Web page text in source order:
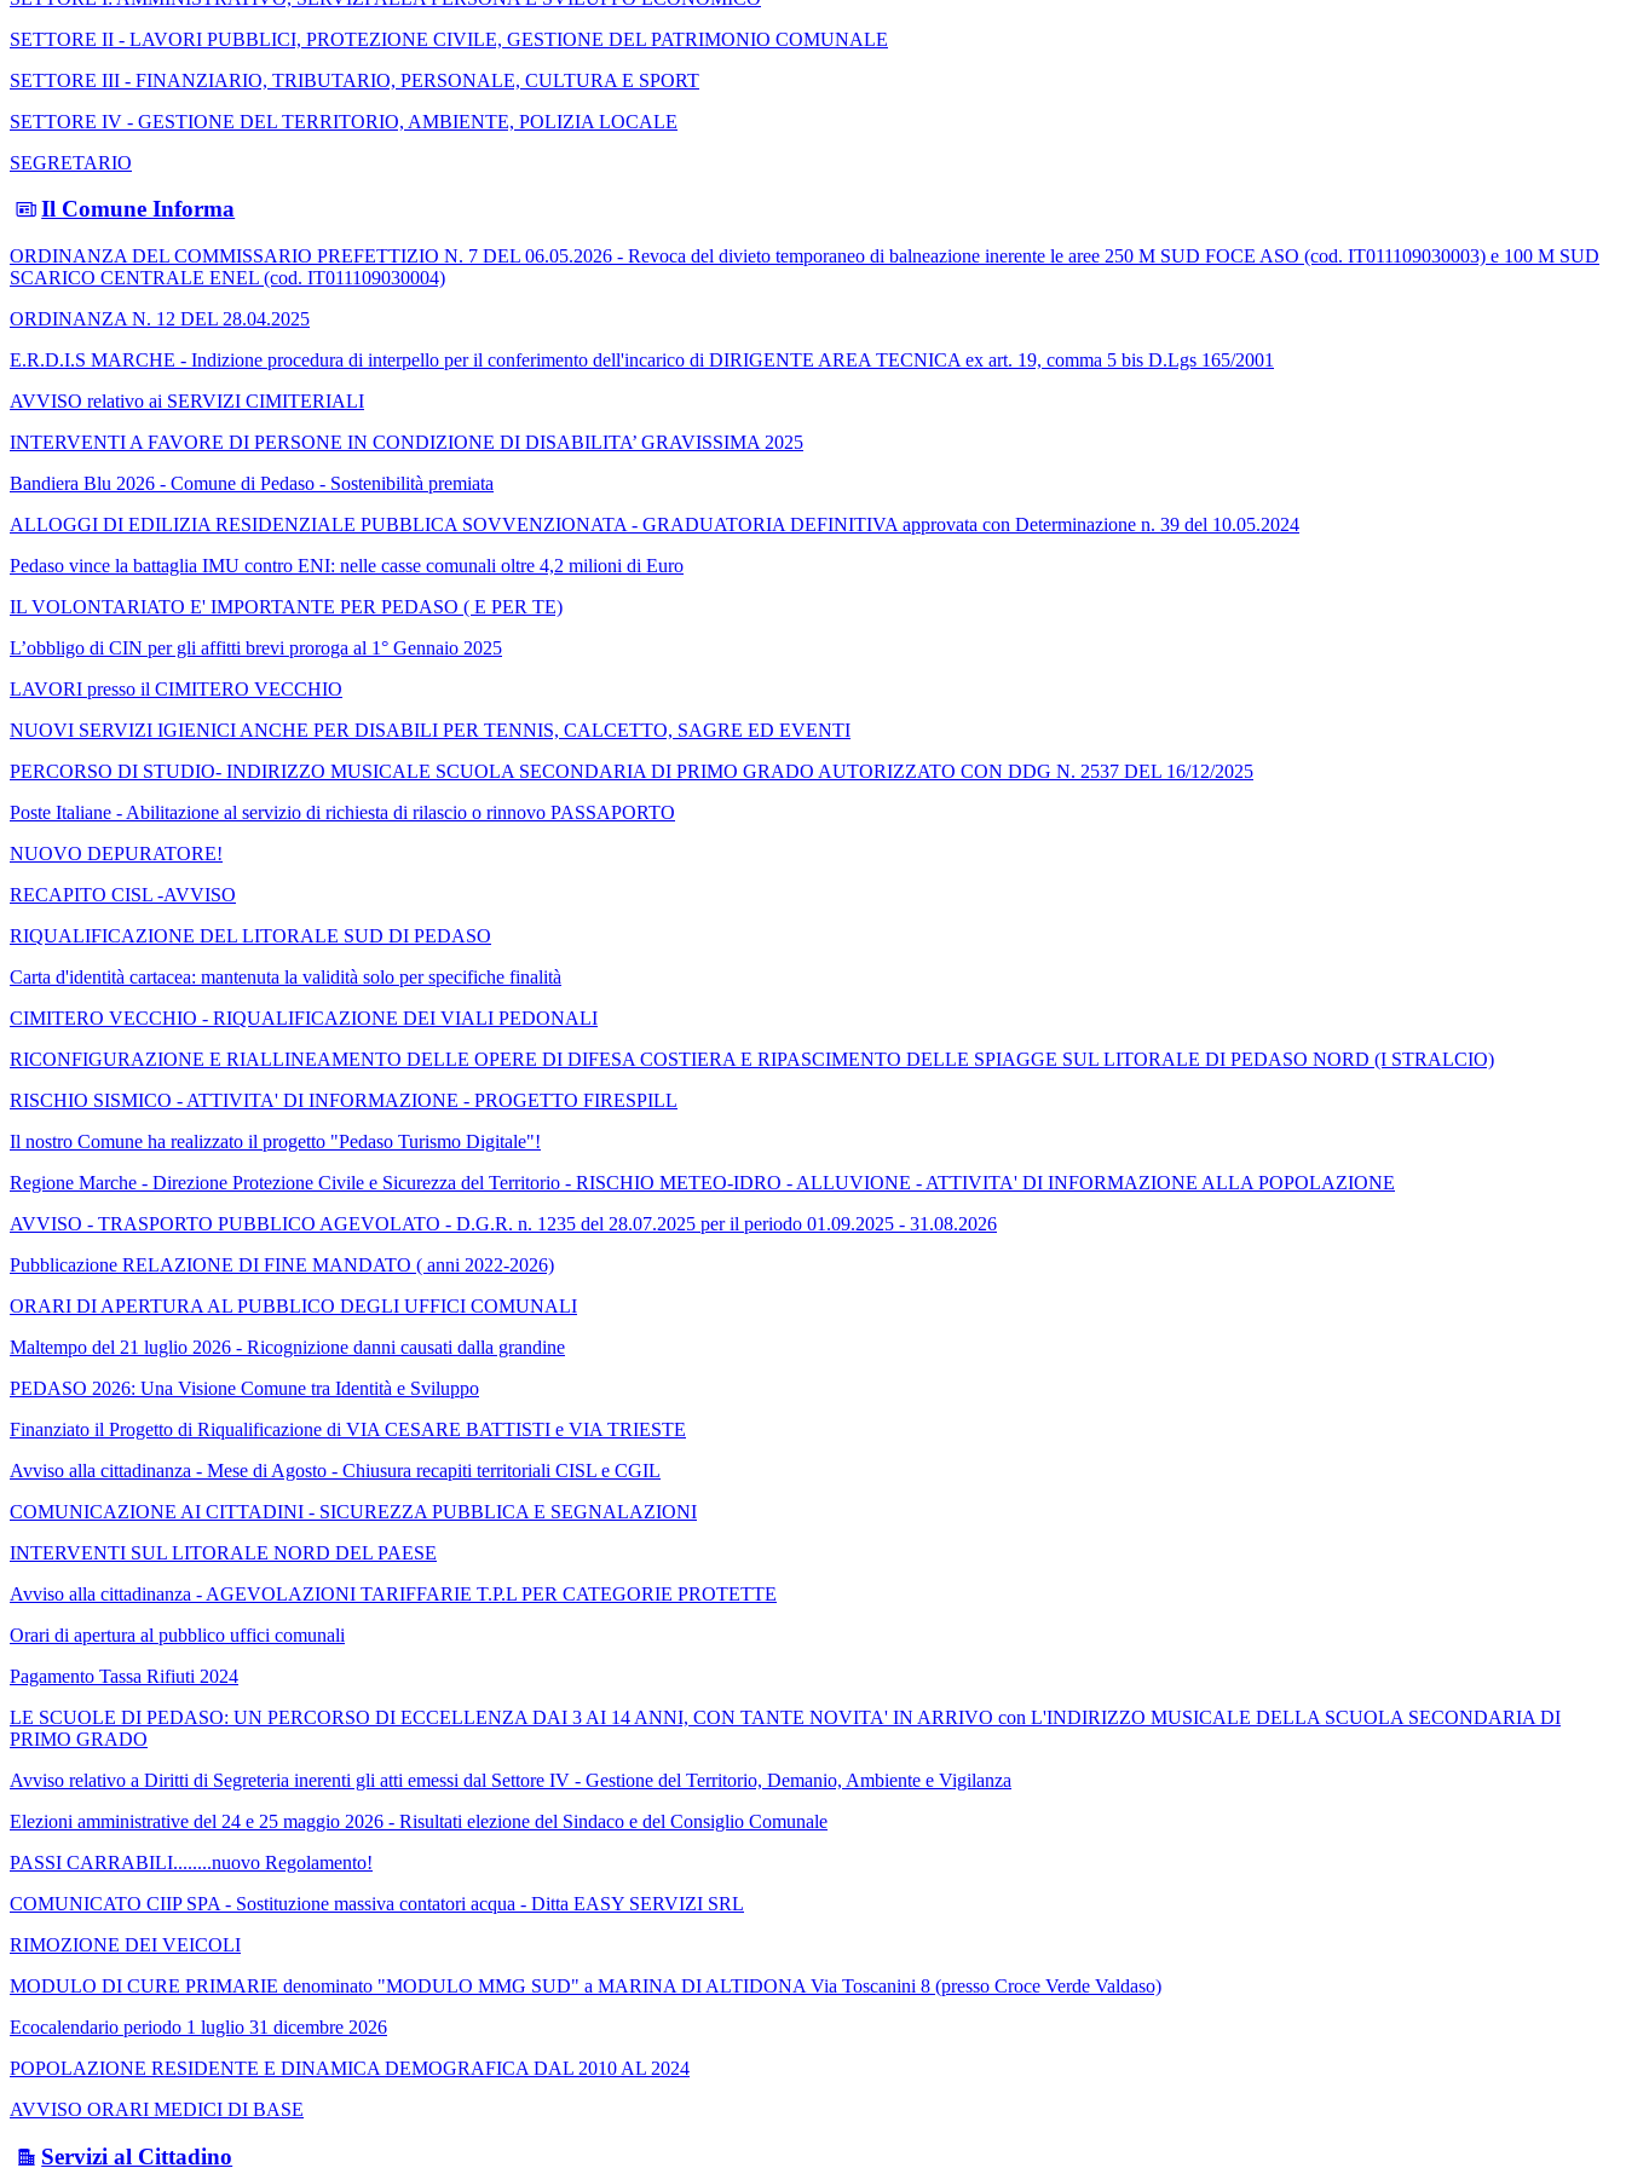
SETTORE II - LAVORI PUBBLICI, PROTEZIONE CIVILE, GESTIONE DEL PATRIMONIO COMUNALE
SETTORE III - FINANZIARIO, TRIBUTARIO, PERSONALE, CULTURA E SPORT
SETTORE IV - GESTIONE DEL TERRITORIO, AMBIENTE, POLIZIA LOCALE
SEGRETARIO
Il Comune Informa
ORDINANZA DEL COMMISSARIO PREFETTIZIO N. 7 DEL 06.05.2026 - Revoca del divieto temporaneo di balneazione inerente le aree 250 M SUD FOCE ASO (cod. IT011109030003) e 100 M SUD
SCARICO CENTRALE ENEL (cod. IT011109030004)
ORDINANZA N. 12 DEL 28.04.2025
E.R.D.I.S MARCHE - Indizione procedura di interpello per il conferimento dell'incarico di DIRIGENTE AREA TECNICA ex art. 19, comma 5 bis D.Lgs 165/2001
AVVISO relativo ai SERVIZI CIMITERIALI
INTERVENTI A FAVORE DI PERSONE IN CONDIZIONE DI DISABILITA’ GRAVISSIMA 2025
Bandiera Blu 2026 - Comune di Pedaso - Sostenibilità premiata
ALLOGGI DI EDILIZIA RESIDENZIALE PUBBLICA SOVVENZIONATA - GRADUATORIA DEFINITIVA approvata con Determinazione n. 39 del 10.05.2024
Pedaso vince la battaglia IMU contro ENI: nelle casse comunali oltre 4,2 milioni di Euro
IL VOLONTARIATO E' IMPORTANTE PER PEDASO ( E PER TE)
L’obbligo di CIN per gli affitti brevi proroga al 1° Gennaio 2025
LAVORI presso il CIMITERO VECCHIO
NUOVI SERVIZI IGIENICI ANCHE PER DISABILI PER TENNIS, CALCETTO, SAGRE ED EVENTI
PERCORSO DI STUDIO- INDIRIZZO MUSICALE SCUOLA SECONDARIA DI PRIMO GRADO AUTORIZZATO CON DDG N. 2537 DEL 16/12/2025
Poste Italiane - Abilitazione al servizio di richiesta di rilascio o rinnovo PASSAPORTO
NUOVO DEPURATORE!
RECAPITO CISL -AVVISO
RIQUALIFICAZIONE DEL LITORALE SUD DI PEDASO
Carta d'identità cartacea: mantenuta la validità solo per specifiche finalità
CIMITERO VECCHIO - RIQUALIFICAZIONE DEI VIALI PEDONALI
RICONFIGURAZIONE E RIALLINEAMENTO DELLE OPERE DI DIFESA COSTIERA E RIPASCIMENTO DELLE SPIAGGE SUL LITORALE DI PEDASO NORD (I STRALCIO)
RISCHIO SISMICO - ATTIVITA' DI INFORMAZIONE - PROGETTO FIRESPILL
Il nostro Comune ha realizzato il progetto "Pedaso Turismo Digitale"!
Regione Marche - Direzione Protezione Civile e Sicurezza del Territorio - RISCHIO METEO-IDRO - ALLUVIONE - ATTIVITA' DI INFORMAZIONE ALLA POPOLAZIONE
AVVISO - TRASPORTO PUBBLICO AGEVOLATO - D.G.R. n. 1235 del 28.07.2025 per il periodo 01.09.2025 - 31.08.2026
Pubblicazione RELAZIONE DI FINE MANDATO ( anni 2022-2026)
ORARI DI APERTURA AL PUBBLICO DEGLI UFFICI COMUNALI
Maltempo del 21 luglio 2026 - Ricognizione danni causati dalla grandine
PEDASO 2026: Una Visione Comune tra Identità e Sviluppo
Finanziato il Progetto di Riqualificazione di VIA CESARE BATTISTI e VIA TRIESTE
Avviso alla cittadinanza - Mese di Agosto - Chiusura recapiti territoriali CISL e CGIL
COMUNICAZIONE AI CITTADINI - SICUREZZA PUBBLICA E SEGNALAZIONI
INTERVENTI SUL LITORALE NORD DEL PAESE
Avviso alla cittadinanza - AGEVOLAZIONI TARIFFARIE T.P.L PER CATEGORIE PROTETTE
Orari di apertura al pubblico uffici comunali
Pagamento Tassa Rifiuti 2024
LE SCUOLE DI PEDASO: UN PERCORSO DI ECCELLENZA DAI 3 AI 14 ANNI, CON TANTE NOVITA' IN ARRIVO con L'INDIRIZZO MUSICALE DELLA SCUOLA SECONDARIA DI
PRIMO GRADO
Avviso relativo a Diritti di Segreteria inerenti gli atti emessi dal Settore IV - Gestione del Territorio, Demanio, Ambiente e Vigilanza
Elezioni amministrative del 24 e 25 maggio 2026 - Risultati elezione del Sindaco e del Consiglio Comunale
PASSI CARRABILI........nuovo Regolamento!
COMUNICATO CIIP SPA - Sostituzione massiva contatori acqua - Ditta EASY SERVIZI SRL
RIMOZIONE DEI VEICOLI
MODULO DI CURE PRIMARIE denominato "MODULO MMG SUD" a MARINA DI ALTIDONA Via Toscanini 8 (presso Croce Verde Valdaso)
Ecocalendario periodo 1 luglio 31 dicembre 2026
POPOLAZIONE RESIDENTE E DINAMICA DEMOGRAFICA DAL 2010 AL 2024
AVVISO ORARI MEDICI DI BASE
Servizi al Cittadino